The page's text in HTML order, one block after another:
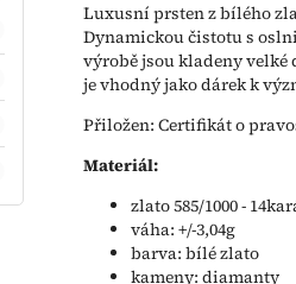
Luxusní prsten z bílého
Dynamickou čistotu s
výrobě jsou kladeny
je vhodný jako dárek k
Přiložen: Certifikát o
Materiál:
zlato 585/1000 -
váha: +/-3,04g
barva: bílé zlato
kameny: diamanty